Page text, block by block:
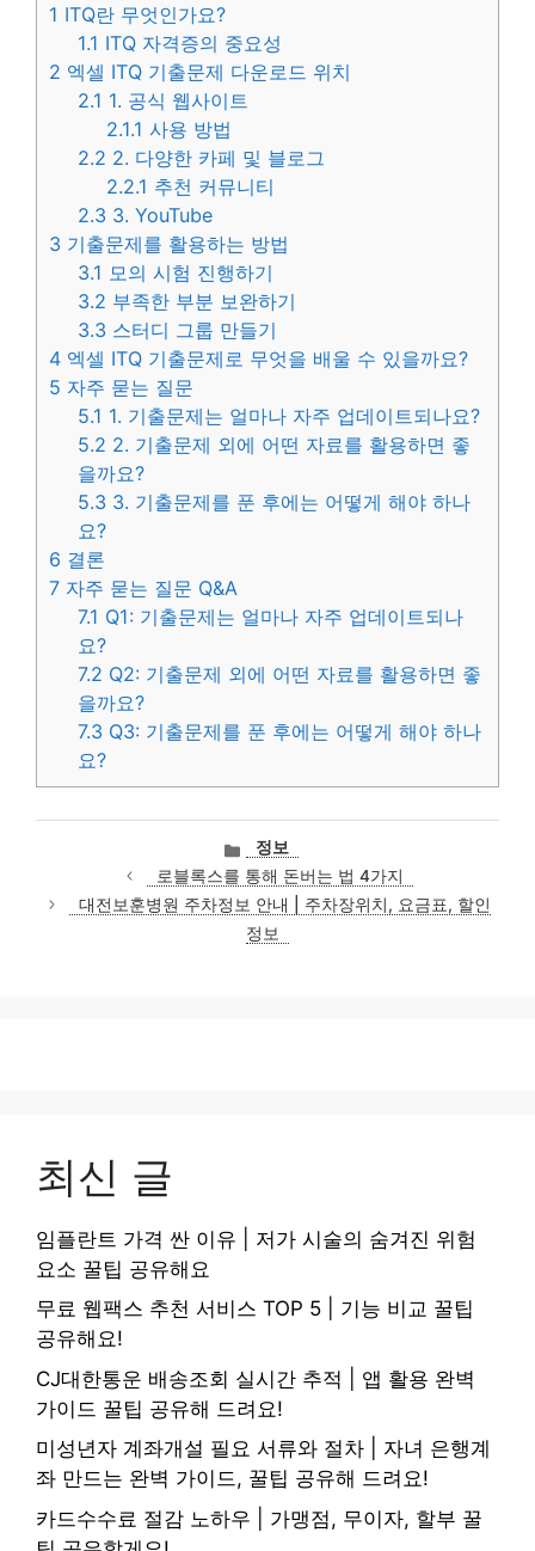
1 ITQ란 무엇인가요?
1.1 ITQ 자격증의 중요성
2 엑셀 ITQ 기출문제 다운로드 위치
2.1 1. 공식 웹사이트
2.1.1 사용 방법
2.2 2. 다양한 카페 및 블로그
2.2.1 추천 커뮤니티
2.3 3. YouTube
3 기출문제를 활용하는 방법
3.1 모의 시험 진행하기
3.2 부족한 부분 보완하기
3.3 스터디 그룹 만들기
4 엑셀 ITQ 기출문제로 무엇을 배울 수 있을까요?
5 자주 묻는 질문
5.1 1. 기출문제는 얼마나 자주 업데이트되나요?
5.2 2. 기출문제 외에 어떤 자료를 활용하면 좋
을까요?
5.3 3. 기출문제를 푼 후에는 어떻게 해야 하나
요?
6 결론
7 자주 묻는 질문 Q&A
7.1 Q1: 기출문제는 얼마나 자주 업데이트되나
요?
7.2 Q2: 기출문제 외에 어떤 자료를 활용하면 좋
을까요?
7.3 Q3: 기출문제를 푼 후에는 어떻게 해야 하나
요?
카
테
고
리
정보
로블록스를 통해 돈버는 법 4가지
대전보훈병원 주차정보 안내 | 주차장위치, 요금표, 할인
정보
최신 글
임플란트 가격 싼 이유 | 저가 시술의 숨겨진 위험
요소 꿀팁 공유해요
무료 웹팩스 추천 서비스 TOP 5 | 기능 비교 꿀팁
공유해요!
CJ대한통운 배송조회 실시간 추적 | 앱 활용 완벽
가이드 꿀팁 공유해 드려요!
미성년자 계좌개설 필요 서류와 절차 | 자녀 은행계
좌 만드는 완벽 가이드, 꿀팁 공유해 드려요!
카드수수료 절감 노하우 | 가맹점, 무이자, 할부 꿀